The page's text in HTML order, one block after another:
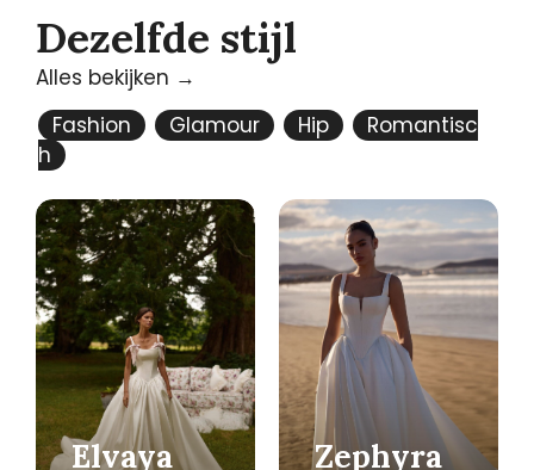
Dezelfde stijl
Alles bekijken →
Fashion
Glamour Hip
Romantisc
h
Elvaya Zephyra